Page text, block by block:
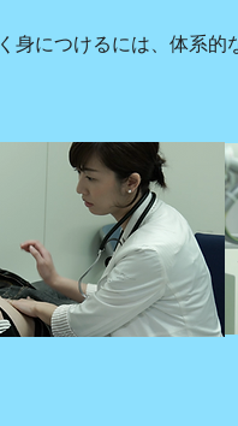
身につけるには、体系